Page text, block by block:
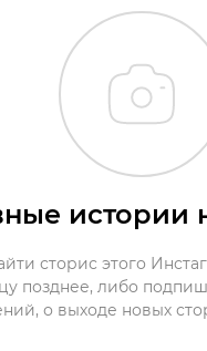
истории
сторис этого
позднее, либо
о выходе новых